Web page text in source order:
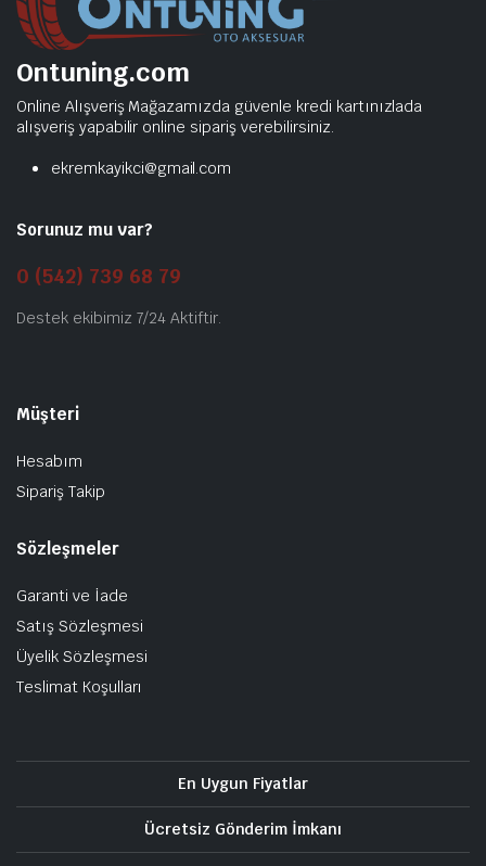
Ontuning.com
Online Alışveriş Mağazamızda güvenle kredi kartınızlada
alışveriş yapabilir online sipariş verebilirsiniz.
ekremkayikci@gmail.com
Sorunuz mu var?
0 (542) 739 68 79
Destek ekibimiz 7/24 Aktiftir.
Müşteri
Hesabım
Sipariş Takip
Sözleşmeler
Garanti ve İade
Satış Sözleşmesi
Üyelik Sözleşmesi
Teslimat Koşulları
En Uygun Fiyatlar
Ücretsiz Gönderim İmkanı